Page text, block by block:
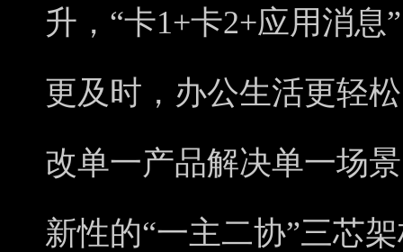
升，“卡1+卡2+应用消
更及时，办公生活更轻
改单一产品解决单一场
新性的“一主二协”三芯